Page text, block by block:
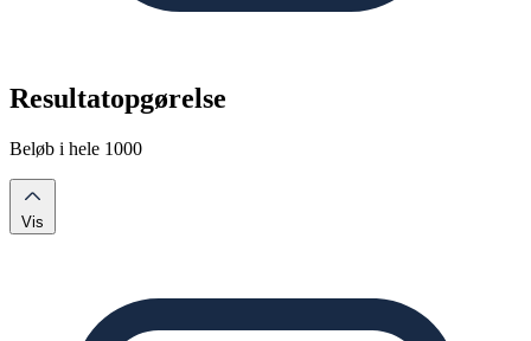
Resultatopgørelse
Beløb i hele 1000
Vis